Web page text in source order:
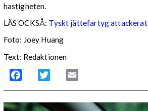
hastigheten.
LÄS OCKSÅ: Tyskt jättefartyg attackerat
Foto: Joey Huang
Text: Redaktionen
Facebook Twitter